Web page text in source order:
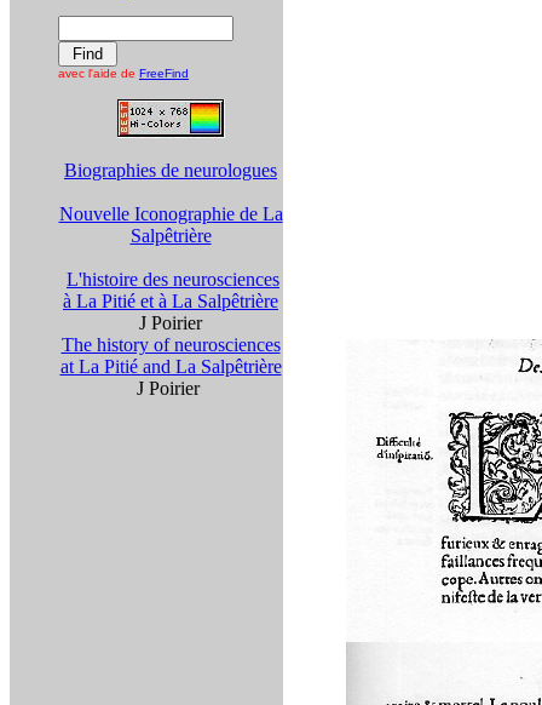
avec l'aide de FreeFind
Biographies de neurologues
Nouvelle Iconographie de La
Salpêtrière
L'histoire des neurosciences
à La Pitié et à La Salpêtrière
J Poirier
The history of neurosciences
at La Pitié and La Salpêtrière
J Poirier